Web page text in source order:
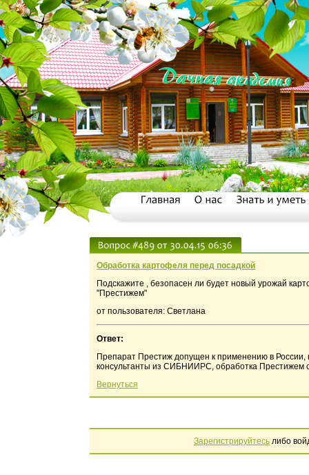
Обработка картофеля перед посадкой
Подскажите , безопасен ли будет новый урожай
"Престижем"
от пользователя: Светлана
Ответ:
Препарат Престиж допущен к применению в
консультанты из СИБНИИРС, обработка Престижем
Вернуться
Зарегистрируйтесь либо